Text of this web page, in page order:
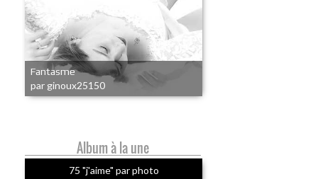
Fantasme
par ginoux25150
Album à la une
75 "j'aime" par photo